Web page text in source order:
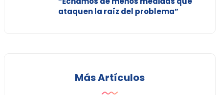
ataquen la raíz del problema”
Más Artículos